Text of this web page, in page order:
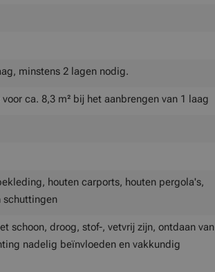
minstens 2 lagen nodig.
ca. 8,3 m² bij het aanbrengen van 1 laag
houten carports, houten pergola's,
schuttingen
schoon, droog, stof-, vetvrij zijn, ontdaan van
nadelig beïnvloeden en vakkundig